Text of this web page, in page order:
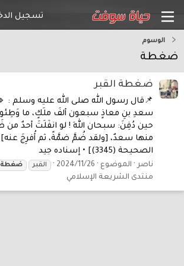
الوسوم
ضغطة
ضغطة القبر
📌قال رسول الله صلى الله عليه وسلم :
سعدِ بنِ معاذٍ سبعون ألفَ ملَكٍ، ما وَطِئوا
حين دُفِنَ: سبحان اللهِ ! لو انفَلَتَ أحدٌ من
منها سعدٌ، [ولقد ضُمَّ ضمَّةً، ثم أُفرِجَ عنه]
الصحيحة (3345)] • إسناده جيد
ناصر الموضوع 2024/11/26 القبر ضغطة
منتدى الشريعة الإسلامي